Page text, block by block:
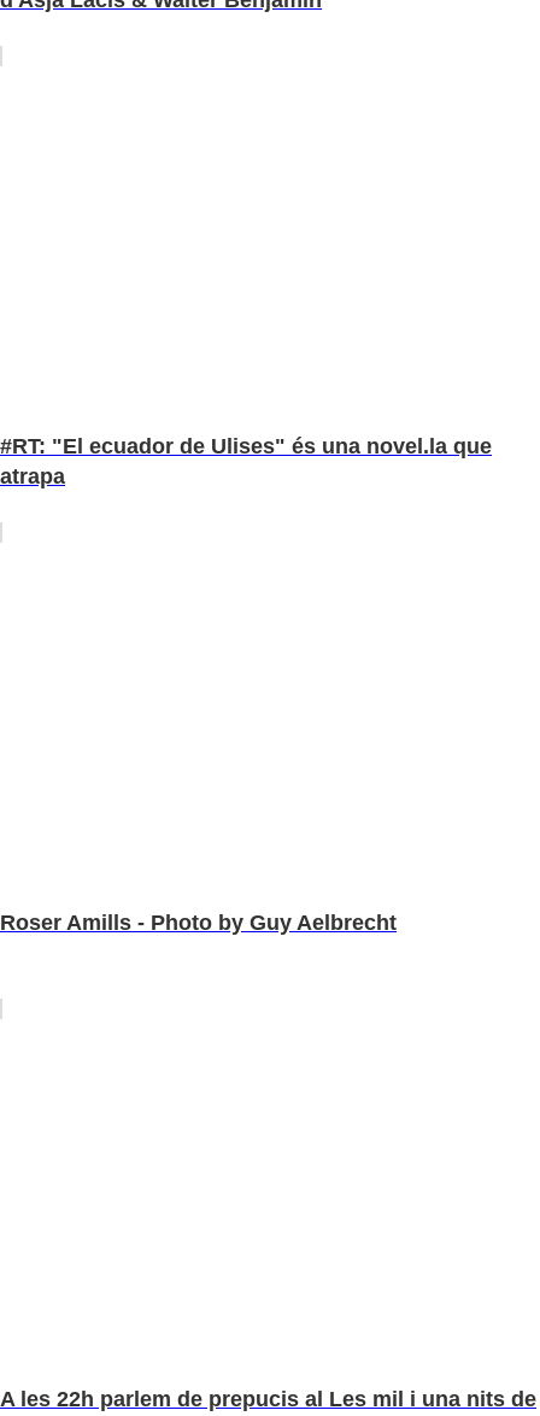
#RT: "El ecuador de Ulises" és una novel.la que
atrapa
Roser Amills - Photo by Guy Aelbrecht
A les 22h parlem de prepucis al Les mil i una nits de